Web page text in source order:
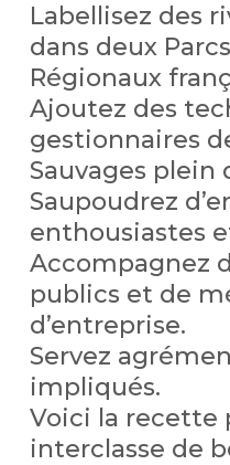
Labellisez des
dans deux
Régionaux
Ajoutez des
gestionnaires
Sauvages plein
Saupoudrez
enthousiastes
Accompagnez
publics et de
d’entreprise.
Servez
impliqués.
Voici la recette
interclasse de